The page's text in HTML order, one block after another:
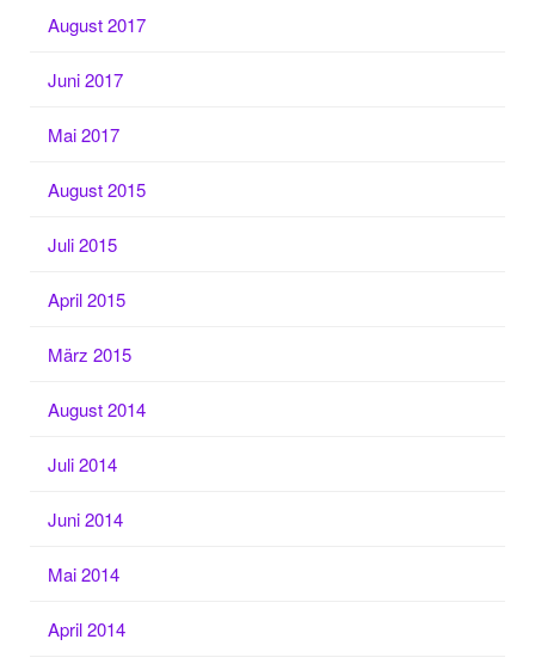
August 2017
Juni 2017
Mai 2017
August 2015
Juli 2015
April 2015
März 2015
August 2014
Juli 2014
Juni 2014
Mai 2014
April 2014